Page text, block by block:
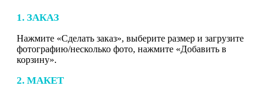
1. ЗАКАЗ
Нажмите «Сделать заказ», выберите размер и загрузите
фотографию/несколько фото, нажмите «Добавить в
корзину».
2. МАКЕТ